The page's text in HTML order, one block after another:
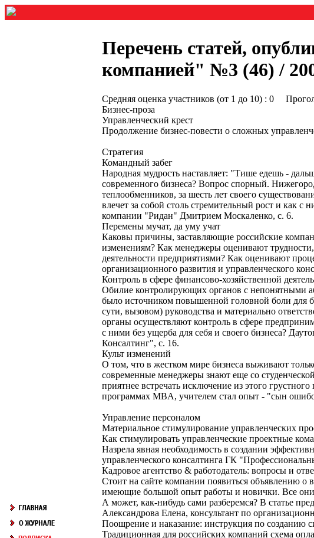
Перечень статей,
компанией" №3 (46) /
Средняя оценка участников (от 1 до 10) : 0
Бизнес-проза
Управленческий крест
Продолжение бизнес-повести о сложных
Стратегия
Командный забег
Народная мудрость наставляет: "Тише едешь -
современного бизнеса? Вопрос спорный.
теплообменников, за шесть лет своего
влечет за собой столь стремительный рост и как
компании "Ридан" Дмитрием Москаленко, с. 6.
Перемены мучат, да уму учат
Каковы причины, заставляющие российские
изменениям? Как менеджеры оценивают
деятельности предприятиями? Как оценивают
организационного развития и управленческого
Контроль в сфере финансово-хозяйственной
Обилие контролирующих органов с непонятными
было источником повышенной головной боли для
сути, вызовом) руководства и материально
органы осуществляют контроль в сфере
с ними без ущерба для себя и своего бизнеса?
Консалтинг", с. 16.
Культ изменений
О том, что в жестком мире бизнеса выживают
современные менеджеры знают еще со
приятнее встречать исключение из этого
программах MBA, учителем стал опыт - "сын
Управление персоналом
Материальное стимулирование управленческих
Как стимулировать управленческие проектные
Назрела явная необходимость в создании
управленческого консалтинга ГК
Кадровое агентство & работодатель: вопросы и
Стоит на сайте компании появиться объявлению о
имеющие большой опыт работы и новички. Все
А может, как-нибудь сами разберемся? В статье
Александрова Елена, консультант по
Поощрение и наказание: инструкция по созданию
Традиционная для российских компаний схема